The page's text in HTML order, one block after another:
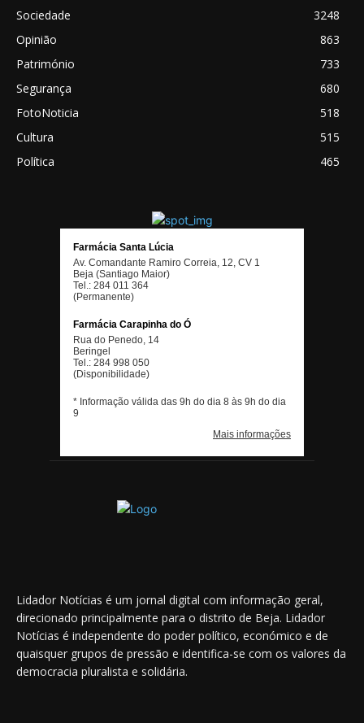
Sociedade
3248
Opinião
863
Património
733
Segurança
680
FotoNoticia
518
Cultura
515
Política
465
Lidador Notícias é um jornal digital com informação geral,
direcionado principalmente para o distrito de Beja. Lidador
Notícias é independente do poder político, económico e de
quaisquer grupos de pressão e identifica-se com os valores da
democracia pluralista e solidária.